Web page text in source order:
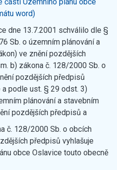
word)
dne 13.7.2001 schválilo dle §
Sb. o územním plánování a
ve znění pozdějších
b) zákona č. 128/2000 Sb. o
pozdějších předpisů
podle ust. § 29 odst. 3)
plánování a stavebním
pozdějších předpisů a
č. 128/2000 Sb. o obcích
předpisů vyhlašuje
obce Oslavice touto obecně